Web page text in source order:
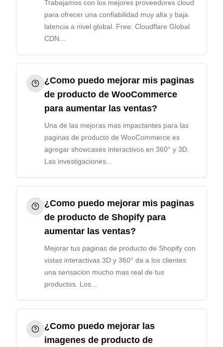
Trabajamos con los mejores proveedores cloud
para ofrecer una confiabilidad muy alta y baja
latencia a nivel global. Free: Cloudflare Global
CDN...
¿Como puedo mejorar mis paginas
de producto de WooCommerce
para aumentar las ventas?
Una de las mejoras mas impactantes para las
paginas de producto de WooCommerce es
agregar showcases interactivos en 360° y 3D.
Las investigaciones...
¿Como puedo mejorar mis paginas
de producto de Shopify para
aumentar las ventas?
Mejorar tus paginas de producto de Shopify con
vistas interactivas 3D y 360° da a los clientes
una sensacion mucho mas real de tus
productos. Los...
¿Como puedo mejorar las
imagenes de producto de